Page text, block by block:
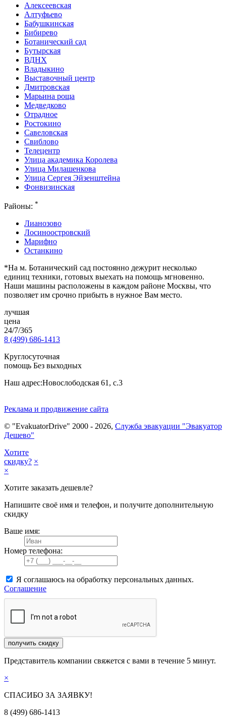
Алексеевская
Алтуфьево
Бабушкинская
Бибирево
Ботанический сад
Бутырская
ВДНХ
Владыкино
Выставочный центр
Дмитровская
Марьина роща
Медведково
Отрадное
Ростокино
Савеловская
Свиблово
Телецентр
Улица академика Королева
Улица Милашенкова
Улица Сергея Эйзенштейна
Фонвизинская
Районы: *
Лианозово
Лосиноостровский
Марифно
Останкино
*На м. Ботанический сад постоянно дежурит несколько
единиц техники, готовых выехать на помощь мгновенно.
Наши машины расположены в каждом районе Москвы, что
позволяет им срочно прибыть в нужное Вам место.
лучшая
цена
24/7/365
8 (499) 686-1413
Круглосуточная
помощь Без выходных
Наш адрес:Новослободская 61, с.3
Реклама и продвижение сайта
© "EvakuatorDrive" 2000 - 2026, Служба эвакуации "Эвакуатор
Дешево"
Хотите
скидку? ×
×
Хотите заказать дешевле?
Напишите своё имя и телефон, и получите дополнительную
скидку
Ваше имя:
Номер телефона:
Я соглашаюсь на обработку персональных данных.
Соглашение
получить скидку
Представитель компании свяжется с вами в течение 5 минут.
×
СПАСИБО ЗА ЗАЯВКУ!
8 (499) 686-1413